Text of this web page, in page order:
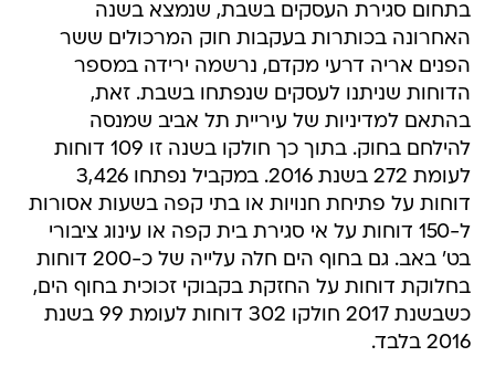
בתחום סגירת העסקים בשבת, שנמצא בשנה
האחרונה בכותרות בעקבות חוק המרכולים ששר
הפנים אריה דרעי מקדם, נרשמה ירידה במספר
הדוחות שניתנו לעסקים שנפתחו בשבת. זאת,
בהתאם למדיניות של עיריית תל אביב שמנסה
להילחם בחוק. בתוך כך חולקו בשנה זו 109 דוחות
לעומת 272 בשנת 2016. במקביל נפתחו 3,426
דוחות על פתיחת חנויות או בתי קפה בשעות אסורות
ל-150 דוחות על אי סגירת בית קפה או עינוג ציבורי
בט' באב. גם בחוף הים חלה עלייה של כ-200 דוחות
בחלוקת דוחות על החזקת בקבוקי זכוכית בחוף הים,
כשבשנת 2017 חולקו 302 דוחות לעומת 99 בשנת
2016 בלבד.